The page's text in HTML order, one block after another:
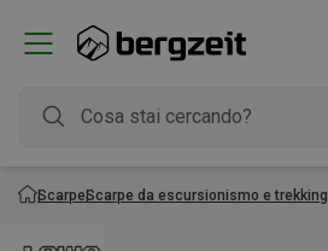
ScarpeScarpe da escursionismo e trekking